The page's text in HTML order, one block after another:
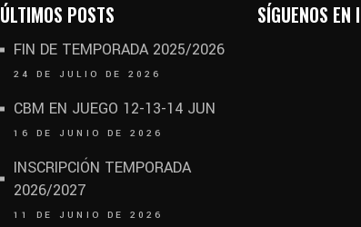
ÚLTIMOS POSTS
FIN DE TEMPORADA 2025/2026
24 DE JULIO DE 2026
CBM EN JUEGO 12-13-14 JUN
16 DE JUNIO DE 2026
INSCRIPCIÓN TEMPORADA
2026/2027
11 DE JUNIO DE 2026
SÍGUENOS EN